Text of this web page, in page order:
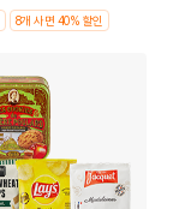
8개 사면 40% 할인